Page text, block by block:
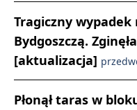
Tragiczny wypadek
Bydgoszczą.
[aktualizacja]
Płonął taras w